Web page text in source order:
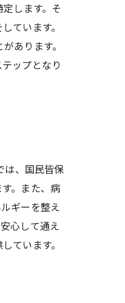
します。そ
ています。
あります。
ップとなり
は、国民皆保
。また、病
ギーを整え
心して通え
ています。